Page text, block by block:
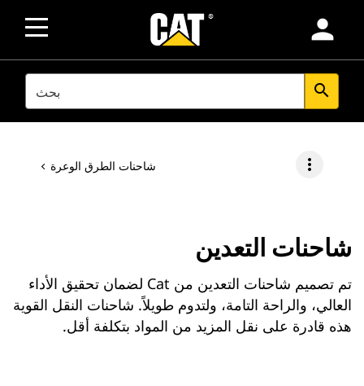
person
SEARCH search
شاحنات الطرق الوعرة more_vert
شاحنات التعدين
تم تصميم شاحنات التعدين من Cat لضمان تحقيق الأداء
العالي، والراحة التامة، ولتدوم طويلاً. شاحنات النقل القوية
هذه قادرة على نقل المزيد من المواد بتكلفة أقل.